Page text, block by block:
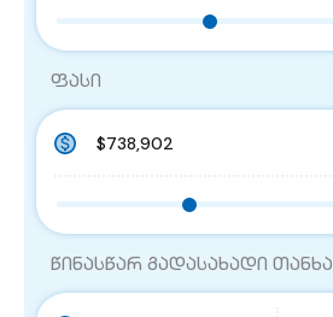
ფასი
წინასწარ გადასახადი თანხა